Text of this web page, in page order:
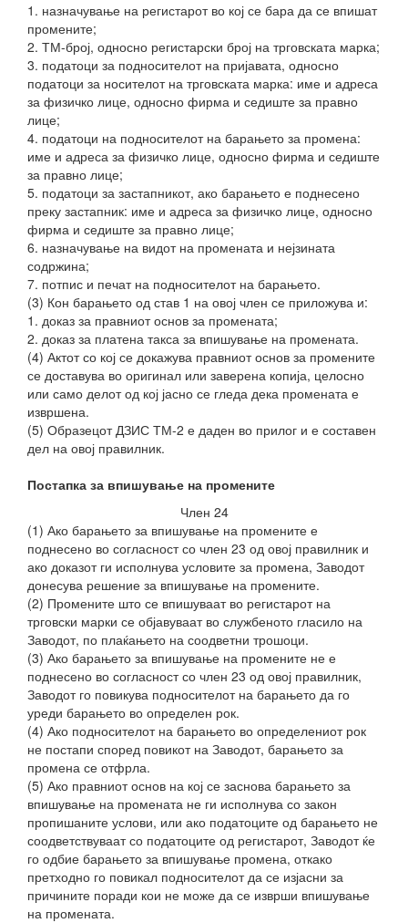
1. назначување на регистарот во кој се бара да се впишат
промените;
2. ТМ-број, односно регистарски број на трговската марка;
3. податоци за подносителот на пријавата, односно
податоци за носителот на трговската марка: име и адреса
за физичко лице, односно фирма и седиште за правно
лице;
4. податоци на подносителот на барањето за промена:
име и адреса за физичко лице, односно фирма и седиште
за правно лице;
5. податоци за застапникот, ако барањето е поднесено
преку застапник: име и адреса за физичко лице, односно
фирма и седиште за правно лице;
6. назначување на видот на промената и нејзината
содржина;
7. потпис и печат на подносителот на барањето.
(3) Кон барањето од став 1 на овој член се приложува и:
1. доказ за правниот основ за промената;
2. доказ за платена такса за впишување на промената.
(4) Актот со кој се докажува правниот основ за промените
се доставува во оригинал или заверена копија, целосно
или само делот од кој јасно се гледа дека промената е
извршена.
(5) Образецот ДЗИС ТМ-2 е даден во прилог и е составен
дел на овој правилник.
Постапка за впишување на промените
Член 24
(1) Ако барањето за впишување на промените е
поднесено во согласност со член 23 од овој правилник и
ако доказот ги исполнува условите за промена, Заводот
донесува решение за впишување на промените.
(2) Промените што се впишуваат во регистарот на
трговски марки се објавуваат во службеното гласило на
Заводот, по плаќањето на соодветни трошоци.
(3) Ако барањето за впишување на промените не е
поднесено во согласност со член 23 од овој правилник,
Заводот го повикува подносителот на барањето да го
уреди барањето во определен рок.
(4) Ако подносителот на барањето во определениот рок
не постапи според повикот на Заводот, барањето за
промена се отфрла.
(5) Ако правниот основ на кој се заснова барањето за
впишување на промената не ги исполнува со закон
пропишаните услови, или ако податоците од барањето не
соодветствуваат со податоците од регистарот, Заводот ќе
го одбие барањето за впишување промена, откако
претходно го повикал подносителот да се изјасни за
причините поради кои не може да се изврши впишување
на промената.